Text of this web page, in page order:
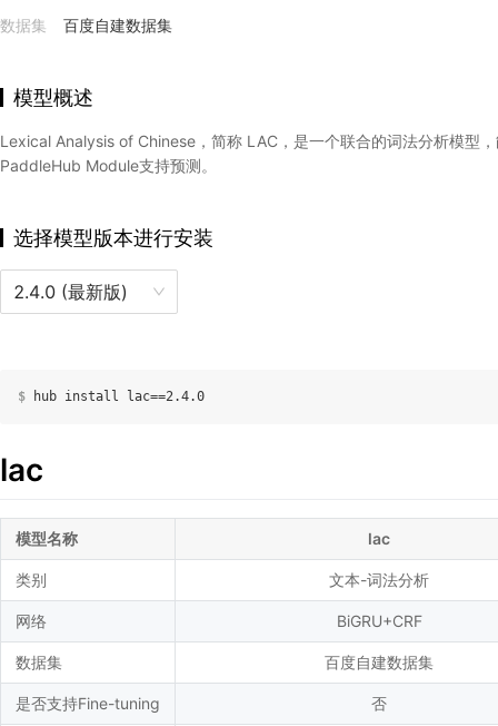
数据集
百度自建数据集
模型概述
Lexical Analysis of Chinese，简称 LAC，是一个联合的词法分析模型
PaddleHub Module支持预测。
选择模型版本进行安装
2.4.0 (最新版)
$ hub install lac==2.4.0
lac
模型名称 lac
类别 文本-词法分析
网络 BiGRU+CRF
数据集 百度自建数据集
是否支持Fine-tuning 否